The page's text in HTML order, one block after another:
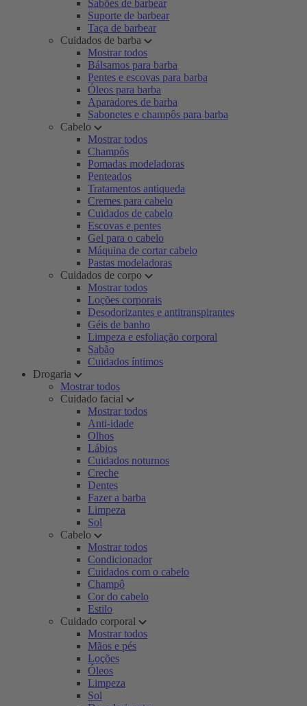
Sabões de barbear
Suporte de barbear
Taça de barbear
Cuidados de barba
Mostrar todos
Bálsamos para barba
Pentes e escovas para barba
Óleos para barba
Aparadores de barba
Sabonetes e champôs para barba
Cabelo
Mostrar todos
Champôs
Pomadas modeladoras
Penteados
Tratamentos antiqueda
Cremes para cabelo
Cuidados de cabelo
Escovas e pentes
Gel para o cabelo
Máquina de cortar cabelo
Pastas modeladoras
Cuidados de corpo
Mostrar todos
Loções corporais
Desodorizantes e antitranspirantes
Géis de banho
Limpeza e esfoliação corporal
Sabão
Cuidados íntimos
Drogaria
Mostrar todos
Cuidado facial
Mostrar todos
Anti-idade
Olhos
Lábios
Cuidados noturnos
Creche
Dentes
Fazer a barba
Limpeza
Sol
Cabelo
Mostrar todos
Condicionador
Cuidados com o cabelo
Champô
Cor do cabelo
Estilo
Cuidado corporal
Mostrar todos
Mãos e pés
Loções
Óleos
Limpeza
Sol